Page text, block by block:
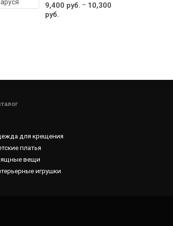
0
out
of
9,400 руб. – 10,300
руб.
для крещения
платья
вещи
игрушки